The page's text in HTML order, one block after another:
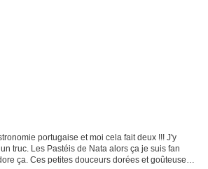
portugaise et moi cela fait deux !!! J'y
truc. Les Pastéis de Nata alors ça je suis fan
ça. Ces petites douceurs dorées et goûteuses